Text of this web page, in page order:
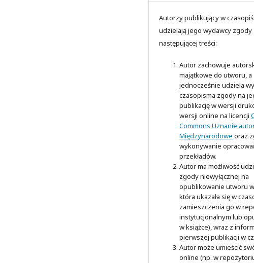
Autorzy publikujący w
udzielają jego wydawcy zgody
następującej treści:
Autor zachowuje
majątkowe do utworu, a
jednocześnie udziela
czasopisma zgody na
publikację w wersji
wersji online na licencji
Commons Uznanie
Międzynarodowe oraz
wykonywanie
przekładów.
Autor ma możliwość
zgody niewyłącznej na
opublikowanie utworu
która ukazała się w
zamieszczenia go w
instytucjonalnym lub
w książce), wraz z
pierwszej publikacji w
Autor może umieścić
online (np. w